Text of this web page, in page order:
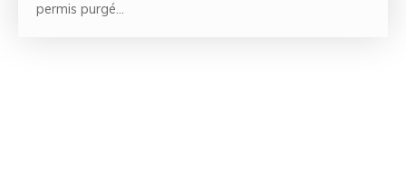
permis purgé